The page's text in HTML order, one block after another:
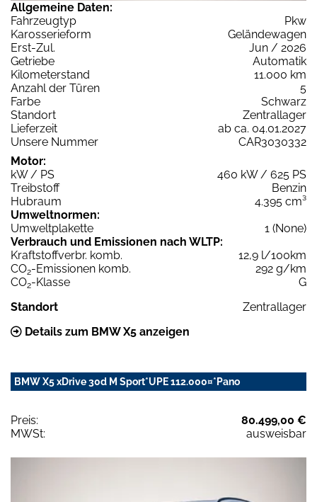
Allgemeine Daten:
Fahrzeugtyp
Pkw
Karosserieform
Geländewagen
Erst-Zul.
Jun / 2026
Getriebe
Automatik
Kilometerstand
11.000 km
Anzahl der Türen
5
Farbe
Schwarz
Standort
Zentrallager
Lieferzeit
ab ca. 04.01.2027
Unsere Nummer
CAR3030332
Motor:
kW / PS
460 kW / 625 PS
Treibstoff
Benzin
Hubraum
4.395 cm³
Umweltnormen:
Umweltplakette
1 (None)
Verbrauch und Emissionen nach WLTP:
Kraftstoffverbr. komb.
12,9 l/100km
CO2-Emissionen komb.
292 g/km
CO2-Klasse
G
Standort
Zentrallager
Details zum BMW X5 anzeigen
BMW X5 xDrive 30d M Sport*UPE 112.000¤*Pano
Preis:
80.499,00 €
MWSt:
ausweisbar